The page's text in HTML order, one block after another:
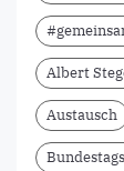
Albert
Austausch